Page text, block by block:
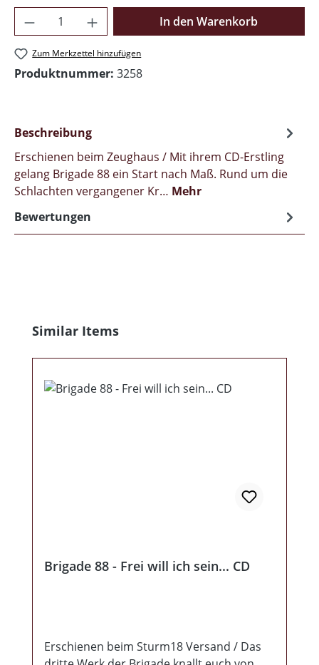
Produkt Anzahl: Gib den gewünschten
In den Warenkorb
Zum Merkzettel hinzufügen
Produktnummer: 3258
Beschreibung
Erschienen beim Zeughaus / Mit ihrem CD-Erstling
gelang Brigade 88 ein Start nach Maß. Rund um die
Schlachten vergangener Kr… Mehr
Bewertungen
Produktgalerie überspringen
Similar Items
Brigade 88 - Frei will ich sein... CD
Erschienen beim Sturm18 Versand / Das